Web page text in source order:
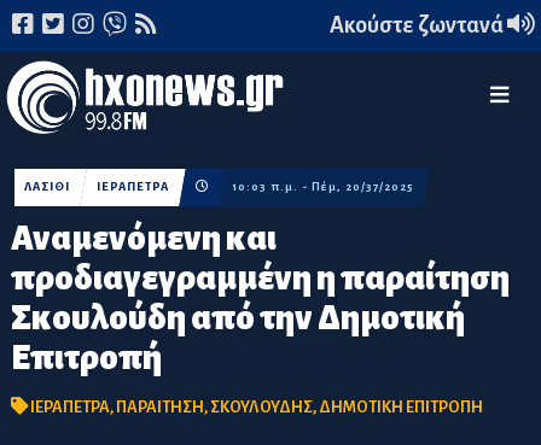
Ακούστε ζωντανά
Αναμενόμενη και
προδιαγεγραμμένη η παραίτηση
Σκουλούδη από την Δημοτική
Επιτροπή
ΛΑΣΙΘΙ ΙΕΡΑΠΕΤΡΑ 10:03 π.μ. - Πέμ, 20/37/2025
ΙΕΡΑΠΕΤΡΑ, ΠΑΡΑΙΤΗΣΗ, ΣΚΟΥΛΟΥΔΗΣ, ΔΗΜΟΤΙΚΗ ΕΠΙΤΡΟΠΗ